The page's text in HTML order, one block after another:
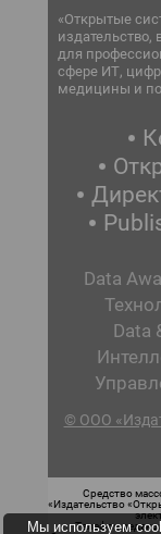
«Открытые
для
сфере ИТ,
медицины и
Data
Data
© ООО
Средство
«Издательство
Телефон
Мы используем